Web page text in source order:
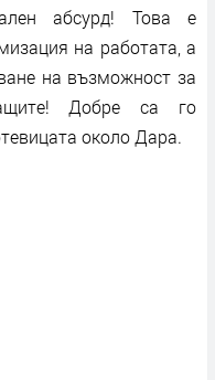
абсурд! Това е
на работата, а
на възможност за
Добре са го
около Дара.